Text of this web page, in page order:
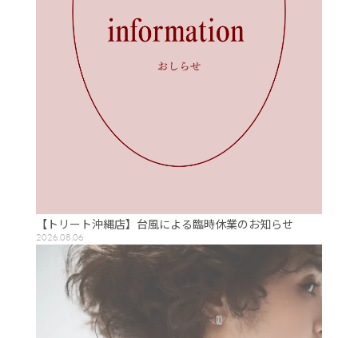
【トリート沖縄店】台風による臨時休業のお知らせ
2026.08.06